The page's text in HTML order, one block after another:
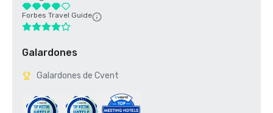
Forbes Travel Guide
Galardones
Galardones de Cvent